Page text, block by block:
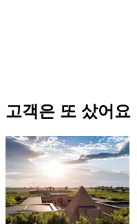
고객은 또 샀어요